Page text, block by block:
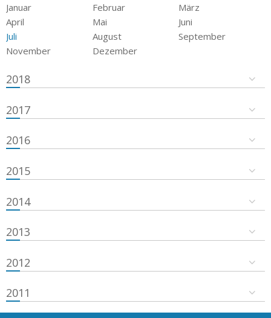
Januar Februar
März
April
Mai
Juni
Juli
August
September
November
Dezember
2018
2017
2016
2015
2014
2013
2012
2011